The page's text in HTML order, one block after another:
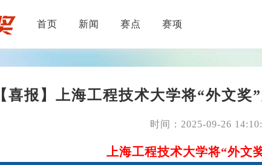
首页 新闻 赛点 赛项
【喜报】上海工程技术大学将“外文
时间：2025-09-26
上海工程技术大学将“外文